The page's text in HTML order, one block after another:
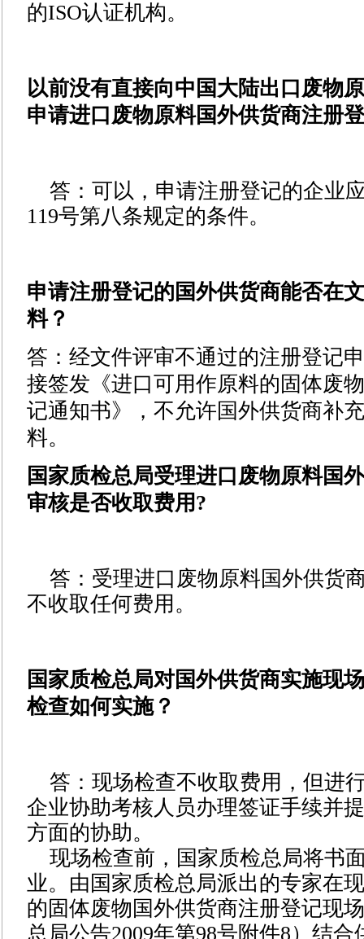
的ISO认证机构。
以前没有直接向中国大陆出口废物
申请进口废物原料国外供货商注册
答： 可以，申请注册登记的企业
119号第八条规定的条件。
申请注册登记的国外供货商能否在
料？
答：经文件评审不通过的注册登记
接签发《进口可用作原料的固体废
记通知书》，不允许国外供货商补
料。
国家质检总局受理进口废物原料国
审核是否收取费用?
答：受理进口废物原料国外供货
不收取任何费用。
国家质检总局对国外供货商实施现
检查如何实施？
答： 现场检查不收取费用，但进
企业协助考核人员办理签证手续并
方面的协助。
现场检查前，国家质检总局将书
业。由国家质检总局派出的专家在
的固体废物国外供货商注册登记现
总局公告2009年第98号附件8）结合